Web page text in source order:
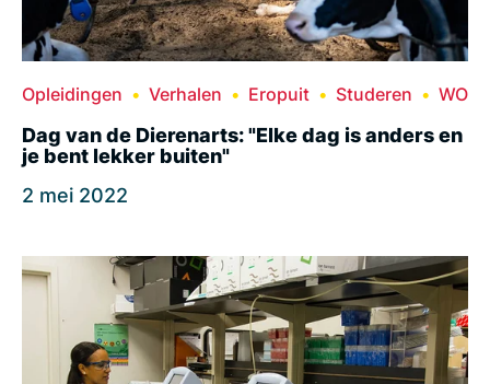
Opleidingen Verhalen Eropuit Studeren WO
Dag van de Dierenarts: "Elke dag is anders en
je bent lekker buiten"
2 mei 2022